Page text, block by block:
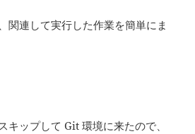
関連して実行した作業を簡単にま
ップして Git 環境に来たので、